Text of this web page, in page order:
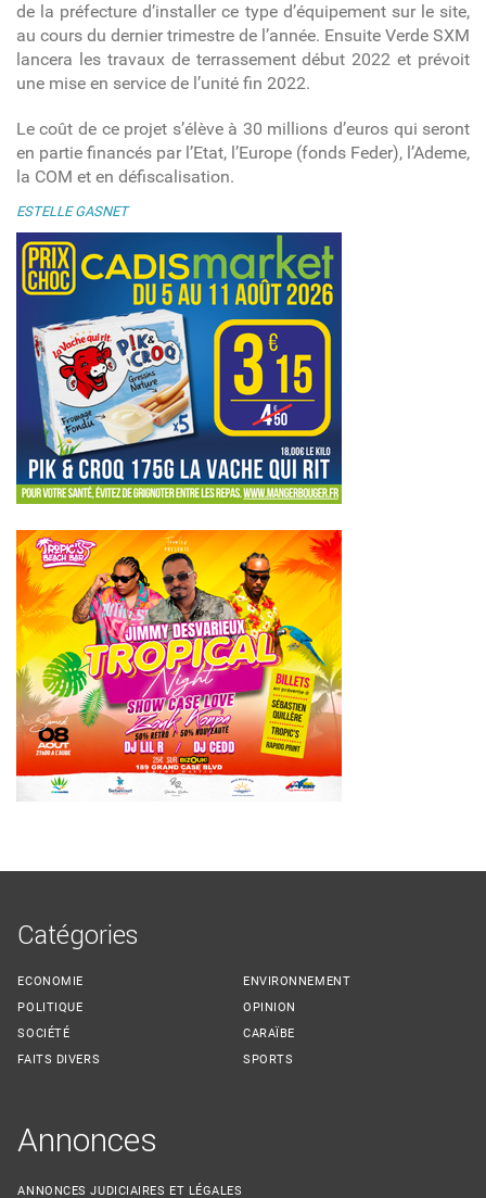
de la préfecture d’installer ce type d’équipement sur le site,
au cours du dernier trimestre de l’année. Ensuite Verde SXM
lancera les travaux de terrassement début 2022 et prévoit
une mise en service de l’unité fin 2022.
Le coût de ce projet s’élève à 30 millions d’euros qui seront
en partie financés par l’Etat, l’Europe (fonds Feder), l’Ademe,
la COM et en défiscalisation.
ESTELLE GASNET
Catégories
ECONOMIE
POLITIQUE
SOCIÉTÉ
FAITS DIVERS
ENVIRONNEMENT
OPINION
CARAÏBE
SPORTS
Annonces
ANNONCES JUDICIAIRES ET LÉGALES